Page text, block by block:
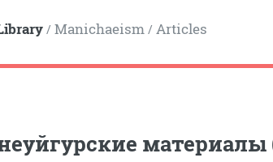
/ Manichaeism/ Articles